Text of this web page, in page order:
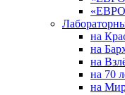
на
на
на
на 70
на